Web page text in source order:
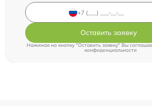
Оставить заявку
Нажимая на кнопку "Оставить заявку" Вы
конфиденциальности